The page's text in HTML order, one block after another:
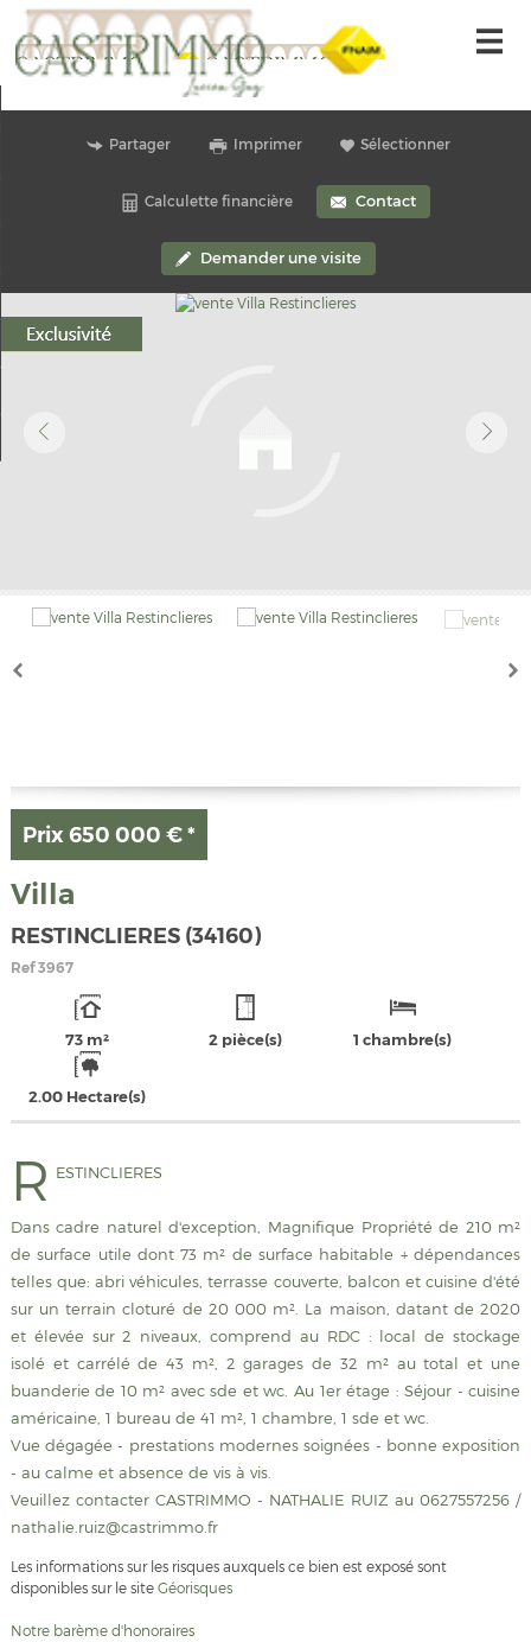
Accueil
Nos offres
Alerte-email
Nous contacter
Nos offres
Ma sélection
Partager Imprimer Sélectionner
Calculette financière Contact
Demander une visite
Prix650 000 €*
Villa
RESTINCLIERES (34160)
Ref3967
73 m² 2 pièce(s) 1 chambre(s)
2.00 Hectare(s)
R ESTINCLIERES
Dans cadre naturel d'exception, Magnifique Propriété de 210 m²
de surface utile dont 73 m² de surface habitable + dépendances
telles que: abri véhicules, terrasse couverte, balcon et cuisine d'été
sur un terrain cloturé de 20 000 m². La maison, datant de 2020
et élevée sur 2 niveaux, comprend au RDC : local de stockage
isolé et carrélé de 43 m², 2 garages de 32 m² au total et une
buanderie de 10 m² avec sde et wc. Au 1er étage : Séjour - cuisine
américaine, 1 bureau de 41 m², 1 chambre, 1 sde et wc.
Vue dégagée - prestations modernes soignées - bonne exposition
- au calme et absence de vis à vis.
Veuillez contacter CASTRIMMO - NATHALIE RUIZ au 0627557256 /
nathalie.ruiz@castrimmo.fr
Les informations sur les risques auxquels ce bien est exposé sont
disponibles sur le site Géorisques
Notre barème d'honoraires